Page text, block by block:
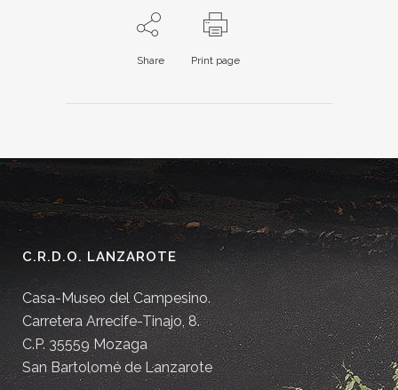
Share Print page
C.R.D.O. LANZAROTE
Casa-Museo del Campesino.
Carretera Arrecife-Tinajo, 8.
C.P. 35559 Mozaga
San Bartolomé de Lanzarote